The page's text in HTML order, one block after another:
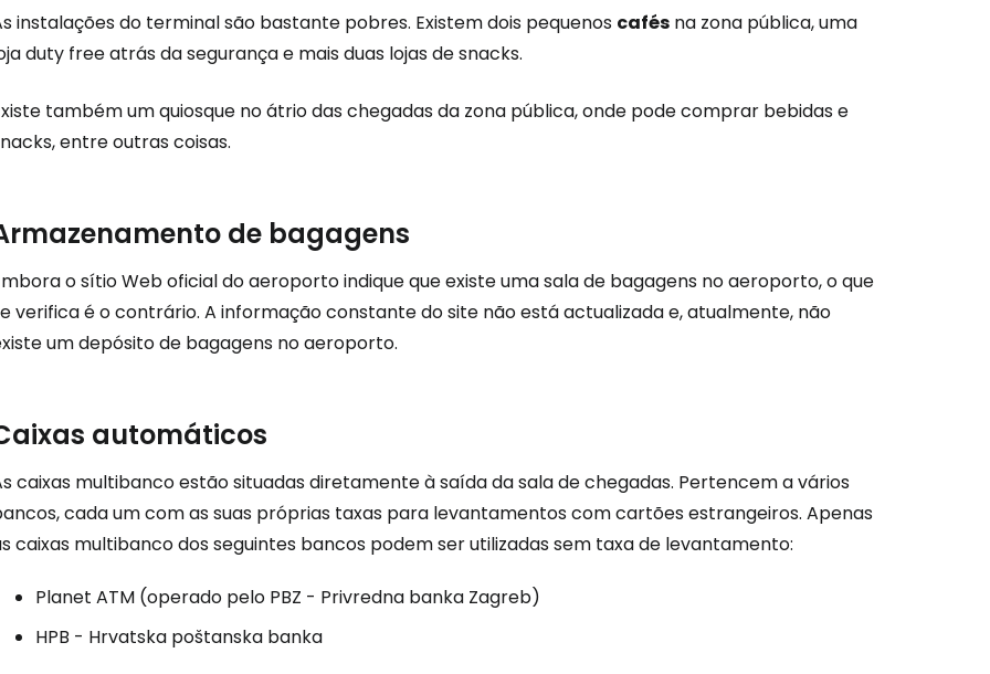
instalações do terminal são bastante pobres. Existem dois pequenos cafés na zona pública, uma
duty free atrás da segurança e mais duas lojas de snacks.
também um quiosque no átrio das chegadas da zona pública, onde pode comprar bebidas e
entre outras coisas.
de bagagens
o sítio Web oficial do aeroporto indique que existe uma sala de bagagens no aeroporto, o que
verifica é o contrário. A informação constante do site não está actualizada e, atualmente, não
um depósito de bagagens no aeroporto.
automáticos
caixas multibanco estão situadas diretamente à saída da sala de chegadas. Pertencem a vários
cada um com as suas próprias taxas para levantamentos com cartões estrangeiros. Apenas
caixas multibanco dos seguintes bancos podem ser utilizadas sem taxa de levantamento:
Planet ATM (operado pelo PBZ - Privredna banka Zagreb)
HPB - Hrvatska poštanska banka
Continuar com o Facebook